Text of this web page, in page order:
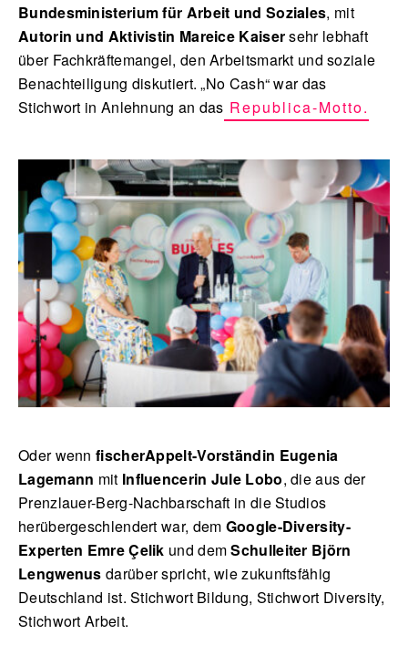
Bundesministerium für Arbeit und Soziales, mit
Autorin und Aktivistin Mareice Kaisersehr lebhaft
über Fachkräftemangel, den Arbeitsmarkt und soziale
Benachteiligung diskutiert. „No Cash“ war das
Stichwort in Anlehnung an das Republica-Motto.
Oder wenn fischerAppelt-Vorständin Eugenia
Lagemann mit Influencerin Jule Lobo, die aus der
Prenzlauer-Berg-Nachbarschaft in die Studios
herübergeschlendert war, dem Google-Diversity-
Experten Emre Çelik und demSchulleiter Björn
Lengwenus darüber spricht, wie zukunftsfähig
Deutschland ist. Stichwort Bildung, Stichwort Diversity,
Stichwort Arbeit.